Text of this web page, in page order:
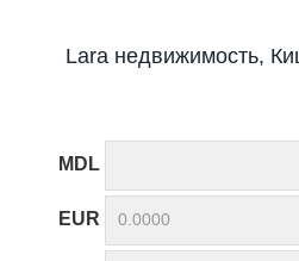
Lara недвижимость,
MDL
EUR